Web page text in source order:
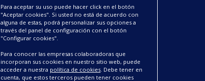
ENLACES
CATÁLOGOS PDF
SOBRE NOSOTROS
CONDICIONES DE ENVÍO Y ENTREGA
POLÍTICA DE DEVOLUCIONES
Para aceptar su uso puede hacer click en el botón
"Aceptar cookies". Si usted no está de acuerdo con
alguna de estas, podrá personalizar sus opciones a
través del panel de configuración con el botón
"Configurar cookies".
Para conocer las empresas colaboradoras que
incorporan sus cookies en nuestro sitio web, puede
acceder a nuestra política de cookies. Debe tener en
cuenta, que estos terceros pueden tener cookies